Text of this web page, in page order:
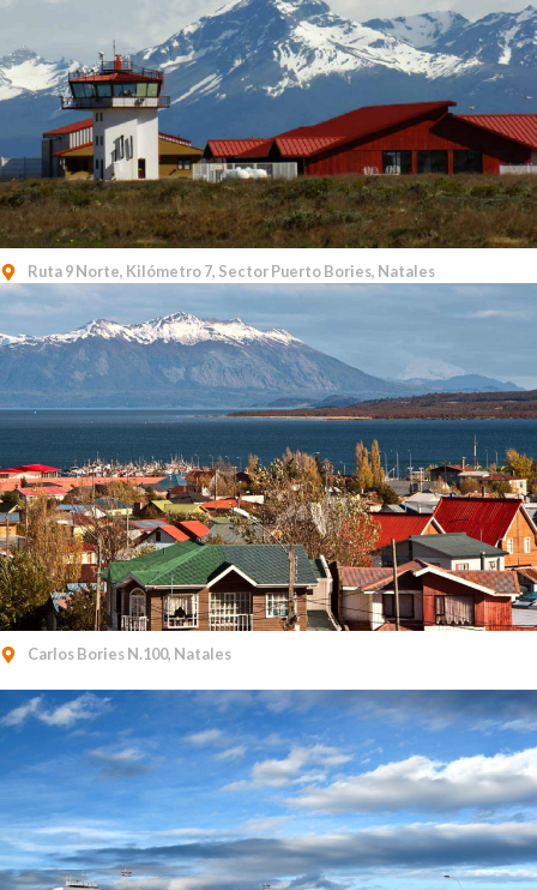
Ruta 9 Norte, Kilómetro 7, Sector Puerto Bories, Natales
Carlos Bories N.100, Natales